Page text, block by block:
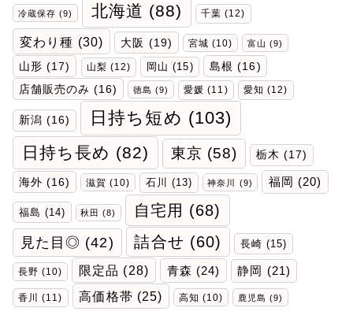
冷蔵保存 (9) 北海道 (88) 千葉 (12)
変わり種 (30) 大阪 (19) 宮城 (10) 富山 (9)
山形 (17) 山梨 (12) 岡山 (15) 島根 (16)
店舗販売のみ (16) 徳島 (9) 愛媛 (11) 愛知 (12)
新潟 (16) 日持ち短め (103)
日持ち長め (82) 東京 (58) 栃木 (17)
海外 (16) 滋賀 (10) 石川 (13) 神奈川 (9) 福岡 (20)
福島 (14) 秋田 (8) 自宅用 (68)
見た目◎ (42) 詰合せ (60) 長崎 (15)
長野 (10) 限定品 (28) 青森 (24) 静岡 (21)
香川 (11) 高価格帯 (25) 高知 (10) 鹿児島 (9)